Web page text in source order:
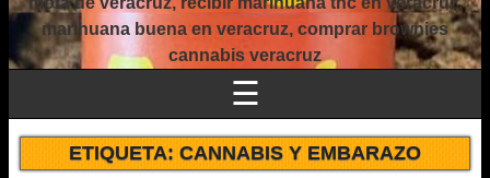
marihuana buena en veracruz, comprar brownies
cannabis veracruz
☰
ETIQUETA:CANNABIS Y EMBARAZO